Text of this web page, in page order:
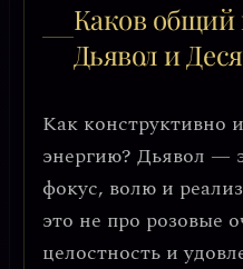
Каков общий
Дьявол и
Как конструктивно
энергию? Дьявол —
фокус, волю и
это не про розовые
целостность и